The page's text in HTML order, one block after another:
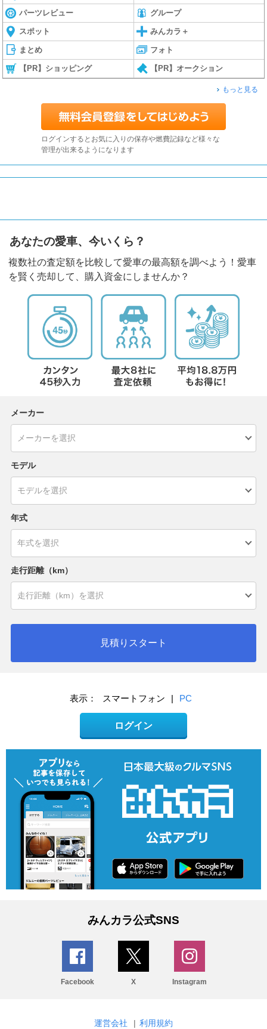
パーツレビュー グループ
スポット みんカラ＋
まとめ フォト
【PR】ショッピング 【PR】オークション
もっと見る
ログインするとお気に入りの保存や燃費記録など様々な
管理が出来るようになります
あなたの愛車、今いくら？
複数社の査定額を比較して愛車の最高額を調べよう！愛車
を賢く売却して、購入資金にしませんか？
メーカー
モデル
年式
走行距離（km）
見積りスタート
表示： スマートフォン | PC
ログイン
みんカラ公式SNS
Facebook X Instagram
運営会社 | 利用規約